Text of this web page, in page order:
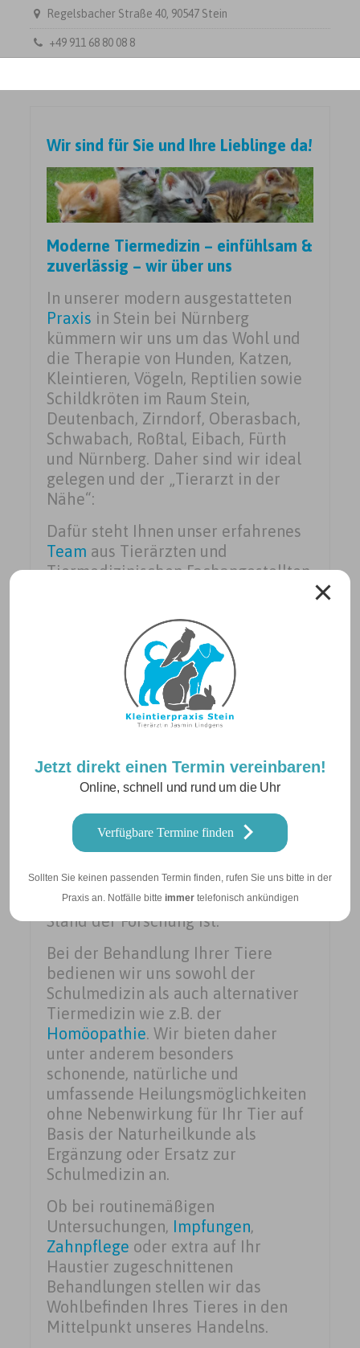
Jetzt direkt einen Termin vereinbaren!
Online, schnell und rund um die Uhr
Verfügbare Termine finden
Sollten Sie keinen passenden Termin finden, rufen Sie uns bitte in der
Praxis an. Notfälle bitte immertelefonisch ankündigen
Regelsbacher Straße 40, 90547 Stein
+49 911 68 80 08 8
Wir sind für Sie und Ihre Lieblinge da!
Moderne Tiermedizin – einfühlsam &
zuverlässig – wir über uns
In unserer modern ausgestatteten
Praxis in Stein bei Nürnberg
kümmern wir uns um das Wohl und
die Therapie von Hunden, Katzen,
Kleintieren, Vögeln, Reptilien sowie
Schildkröten im Raum Stein,
Deutenbach, Zirndorf, Oberasbach,
Schwabach, Roßtal, Eibach, Fürth
und Nürnberg. Daher sind wir ideal
gelegen und der „Tierarzt in der
Nähe“:
Dafür steht Ihnen unser erfahrenes
Team aus Tierärzten und
Tiermedizinischen Fachangestellten
Unsere Praxisphilosophie
Eine erfolgreiche Versorgung
und Therapie setzt eine kompetente
modernster medizinischer
Ausstattung und einfühlsames
Praxisräumen verfügen wir daher
über modernste Technologien und
durch regelmäßige Fort- und
Weiterbildungen auf dem neuesten
Stand der Forschung ist.
Bei der Behandlung Ihrer Tiere
bedienen wir uns sowohl der
Schulmedizin als auch alternativer
Tiermedizin wie z.B. der
Homöopathie. Wir bieten daher
unter anderem besonders
schonende, natürliche und
umfassende Heilungsmöglichkeiten
ohne Nebenwirkung für Ihr Tier auf
Basis der Naturheilkunde als
Ergänzung oder Ersatz zur
Schulmedizin an.
Ob bei routinemäßigen
Untersuchungen, Impfungen,
Zahnpflege oder extra auf Ihr
Haustier zugeschnittenen
Behandlungen stellen wir das
Wohlbefinden Ihres Tieres in den
Mittelpunkt unseres Handelns.